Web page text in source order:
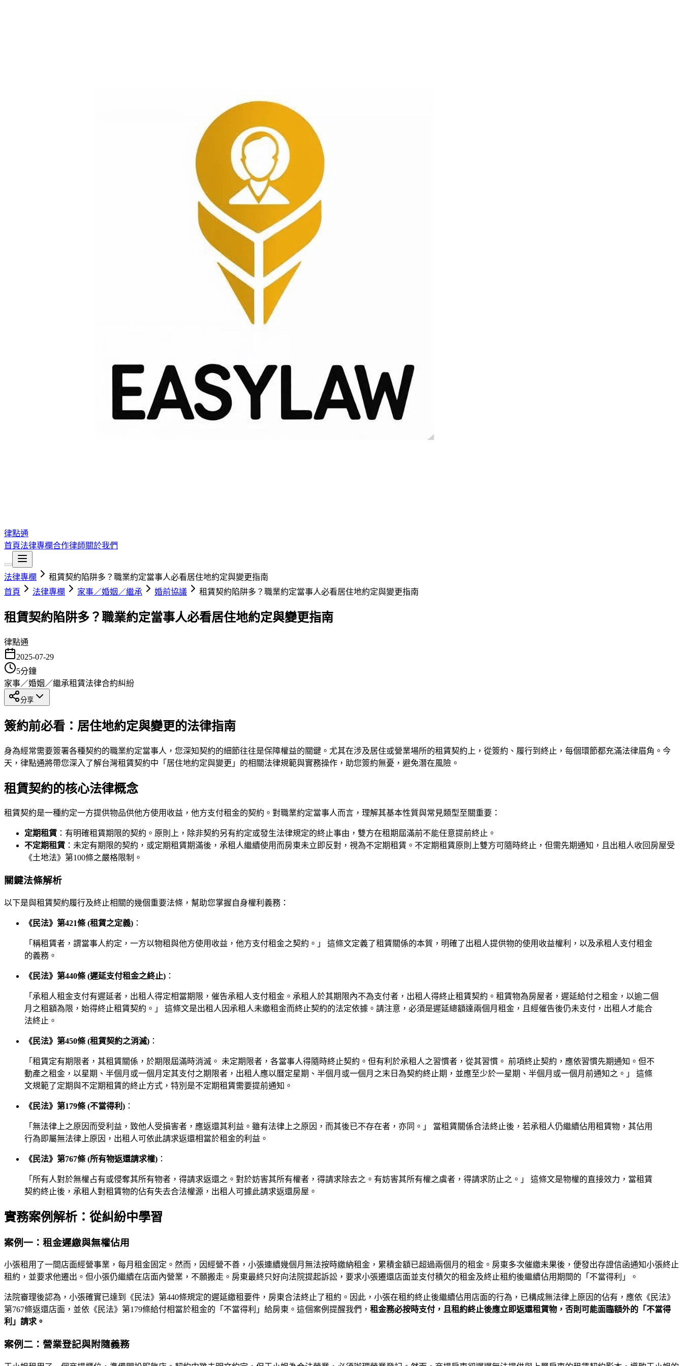
律點通
首頁法律專欄合作律師關於我們
法律專欄
租賃契約陷阱多？職業約定當事人必看居住地約定與變更指南
首頁
法律專欄 家事／婚姻／繼承 婚前協議 租賃契約陷阱多？職業約定當事人必看居住地約定與變更指南
租賃契約陷阱多？職業約定當事人必看居住地約定與變更指南
律點通
2025-07-29
5分鐘
家事／婚姻／繼承租賃法律合約糾紛
分享
簽約前必看：居住地約定與變更的法律指南
身為經常需要簽署各種契約的職業約定當事人，您深知契約的細節往往是保障權益的關鍵。尤其在涉及居住或營業場所的租賃契約上，從簽約、履行到終止，每個環節都充滿法律眉角。今
天，律點通將帶您深入了解台灣租賃契約中「居住地約定與變更」的相關法律規範與實務操作，助您簽約無憂，避免潛在風險。
租賃契約的核心法律概念
租賃契約是一種約定一方提供物品供他方使用收益，他方支付租金的契約。對職業約定當事人而言，理解其基本性質與常見類型至關重要：
定期租賃 ：有明確租賃期限的契約。原則上，除非契約另有約定或發生法律規定的終止事由，雙方在租期屆滿前不能任意提前終止。
不定期租賃 ：未定有期限的契約，或定期租賃期滿後，承租人繼續使用而房東未立即反對，視為不定期租賃。不定期租賃原則上雙方可隨時終止，但需先期通知，且出租人收回房屋受
《土地法》第100條之嚴格限制。
關鍵法條解析
以下是與租賃契約履行及終止相關的幾個重要法條，幫助您掌握自身權利義務：
《民法》第421條 (租賃之定義) ：
「稱租賃者，謂當事人約定，一方以物租與他方使用收益，他方支付租金之契約。」 這條文定義了租賃關係的本質，明確了出租人提供物的使用收益權利，以及承租人支付租金
的義務。
《民法》第440條 (遲延支付租金之終止) ：
「承租人租金支付有遲延者，出租人得定相當期限，催告承租人支付租金。承租人於其期限內不為支付者，出租人得終止租賃契約。租賃物為房屋者，遲延給付之租金，以逾二個
月之租額為限，始得終止租賃契約。」 這條文是出租人因承租人未繳租金而終止契約的法定依據。請注意，必須是遲延總額達兩個月租金，且經催告後仍未支付，出租人才能合
法終止。
《民法》第450條 (租賃契約之消滅) ：
「租賃定有期限者，其租賃關係，於期限屆滿時消滅。 未定期限者，各當事人得隨時終止契約。但有利於承租人之習慣者，從其習慣。 前項終止契約，應依習慣先期通知。但不
動產之租金，以星期、半個月或一個月定其支付之期限者，出租人應以曆定星期、半個月或一個月之末日為契約終止期，並應至少於一星期、半個月或一個月前通知之。」 這條
文規範了定期與不定期租賃的終止方式，特別是不定期租賃需要提前通知。
《民法》第179條 (不當得利) ：
「無法律上之原因而受利益，致他人受損害者，應返還其利益。雖有法律上之原因，而其後已不存在者，亦同。」 當租賃關係合法終止後，若承租人仍繼續佔用租賃物，其佔用
行為即屬無法律上原因，出租人可依此請求返還相當於租金的利益。
《民法》第767條 (所有物返還請求權) ：
「所有人對於無權占有或侵奪其所有物者，得請求返還之。對於妨害其所有權者，得請求除去之。有妨害其所有權之虞者，得請求防止之。」 這條文是物權的直接效力，當租賃
契約終止後，承租人對租賃物的佔有失去合法權源，出租人可據此請求返還房屋。
實務案例解析：從糾紛中學習
案例一：租金遲繳與無權佔用
小張租用了一間店面經營事業，每月租金固定。然而，因經營不善，小張連續幾個月無法按時繳納租金，累積金額已超過兩個月的租金。房東多次催繳未果後，便發出存證信函通知小張終止
租約，並要求他遷出。但小張仍繼續在店面內營業，不願搬走。房東最終只好向法院提起訴訟，要求小張遷還店面並支付積欠的租金及終止租約後繼續佔用期間的「不當得利」。
法院審理後認為，小張確實已達到《民法》第440條規定的遲延繳租要件，房東合法終止了租約。因此，小張在租約終止後繼續佔用店面的行為，已構成無法律上原因的佔有，應依《民法》
第767條返還店面，並依《民法》第179條給付相當於租金的「不當得利」給房東。這個案例提醒我們， 租金務必按時支付，且租約終止後應立即返還租賃物，否則可能面臨額外的「不當得
利」請求。
案例二：營業登記與附隨義務